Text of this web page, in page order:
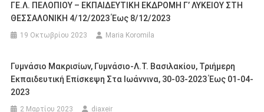
ΓΕ.Λ. ΠΕΛΟΠΙΟΥ – ΕΚΠΑΙΔΕΥΤΙΚΗ ΕΚΔΡΟΜΗ Γ’ ΛΥΚΕΙΟΥ ΣΤΗ
ΘΕΣΣΑΛΟΝΙΚΗ 4/12/2023 Έως 8/12/2023
19 Οκτωβρίου 2023 Maria Koromila
Γυμνάσιο Μακρισίων, Γυμνάσιο-Λ.Τ. Βασιλακίου, Τριήμερη
Εκπαιδευτική Επίσκεψη Στα Ιωάννινα, 30-03-2023 Έως 01-04-
2023
2 Μαρτίου 2023 diaxeir